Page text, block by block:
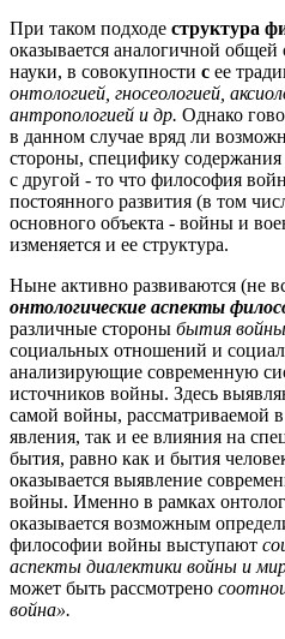
При таком подходе структура
оказывается аналогичной общей
науки, в совокупности с ее
онтологией, гносеологией,
антропологией и др. Однако
в данном случае вряд ли
стороны, специфику содержания
с другой - то что философия
постоянного развития (в том
основного объекта - войны и
изменяется и ее структура.
Ныне активно развиваются (не
онтологические аспекты
различные стороны бытия войны
социальных отношений и
анализирующие современную
источников войны. Здесь
самой войны, рассматриваемой
явления, так и ее влияния на
бытия, равно как и бытия
оказывается выявление
войны. Именно в рамках
оказывается возможным
философии войны выступают
аспекты диалектики войны и
может быть рассмотрено
война».